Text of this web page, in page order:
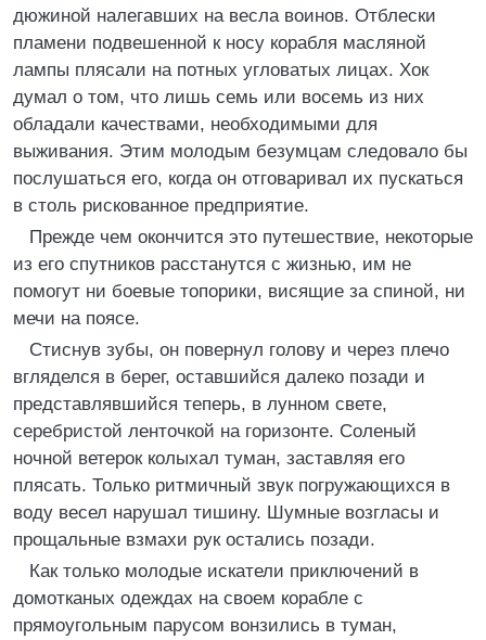
дюжиной налегавших на весла воинов. Отблески
пламени подвешенной к носу корабля масляной
лампы плясали на потных угловатых лицах. Хок
думал о том, что лишь семь или восемь из них
обладали качествами, необходимыми для
выживания. Этим молодым безумцам следовало бы
послушаться его, когда он отговаривал их пускаться
в столь рискованное предприятие.
Прежде чем окончится это путешествие, некоторые
из его спутников расстанутся с жизнью, им не
помогут ни боевые топорики, висящие за спиной, ни
мечи на поясе.
Стиснув зубы, он повернул голову и через плечо
вгляделся в берег, оставшийся далеко позади и
представлявшийся теперь, в лунном свете,
серебристой ленточкой на горизонте. Соленый
ночной ветерок колыхал туман, заставляя его
плясать. Только ритмичный звук погружающихся в
воду весел нарушал тишину. Шумные возгласы и
прощальные взмахи рук остались позади.
Как только молодые искатели приключений в
домотканых одеждах на своем корабле с
прямоугольным парусом вонзились в туман,